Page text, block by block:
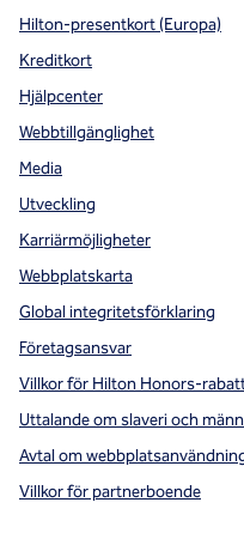
Hilton-presentkort (Europa)
Kreditkort
Hjälpcenter
Webbtillgänglighet
Media
Utveckling
Karriärmöjligheter
Webbplatskarta
Global integritetsförklaring
Företagsansvar
Villkor för Hilton Honors-
Uttalande om slaveri och
Avtal om
Villkor för partnerboende